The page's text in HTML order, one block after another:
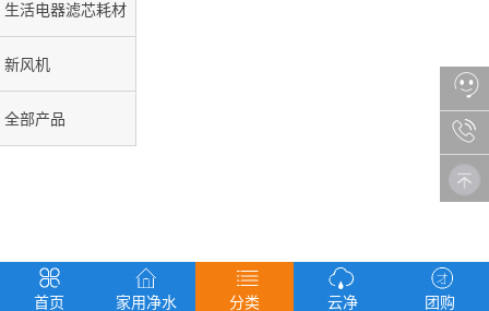
首页 家用净水 分类 云净 团购
生活电器滤芯耗材
新风机
全部产品